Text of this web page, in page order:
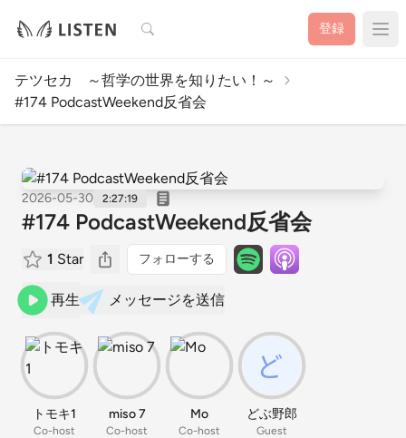
検索 登録
テツセカ ～哲学の世界を知りたい！～
#174 PodcastWeekend反省会
2026-05-30 2:27:19
#174 PodcastWeekend反省会
1 Star フォローする
再生 メッセージを送信
トモキ1
Co-host
miso 7
Co-host
Mo
Co-host
どぶ野郎
Guest